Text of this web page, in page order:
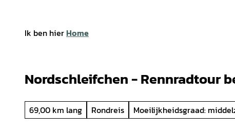
Ik ben hierHome
Nordschleifchen - Rennradtour
69,00 km lang Rondreis Moeilijkheidsgraad: